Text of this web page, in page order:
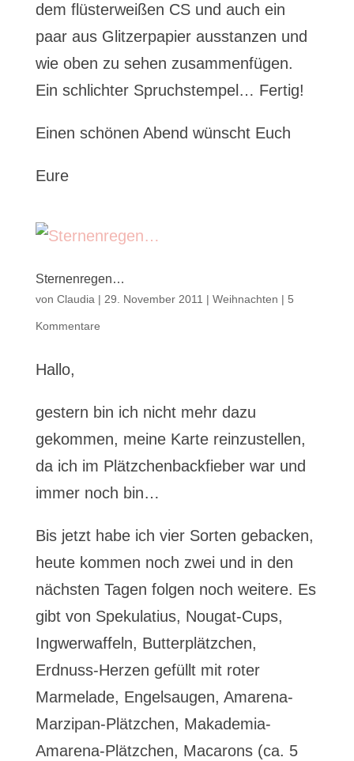
dem flüsterweißen CS und auch ein
paar aus Glitzerpapier ausstanzen und
wie oben zu sehen zusammenfügen.
Ein schlichter Spruchstempel… Fertig!
Einen schönen Abend wünscht Euch
Eure
Sternenregen…
von Claudia | 29. November 2011 | Weihnachten | 5
Kommentare
Hallo,
gestern bin ich nicht mehr dazu
gekommen, meine Karte reinzustellen,
da ich im Plätzchenbackfieber war und
immer noch bin…
Bis jetzt habe ich vier Sorten gebacken,
heute kommen noch zwei und in den
nächsten Tagen folgen noch weitere. Es
gibt von Spekulatius, Nougat-Cups,
Ingwerwaffeln, Butterplätzchen,
Erdnuss-Herzen gefüllt mit roter
Marmelade, Engelsaugen, Amarena-
Marzipan-Plätzchen, Makademia-
Amarena-Plätzchen, Macarons (ca. 5